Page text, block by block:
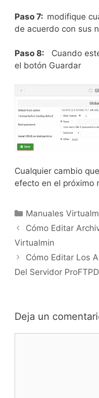
Paso 7: modifique
de acuerdo con sus
Paso 8: Cuando
el botón Guardar
Cualquier cambio
efecto en el próximo
Manuales
Cómo Editar
Virtualmin
Cómo Editar Los
Del Servidor
Deja un